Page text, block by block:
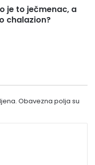
je to ječmenac, a
chalazion?
Obavezna polja su